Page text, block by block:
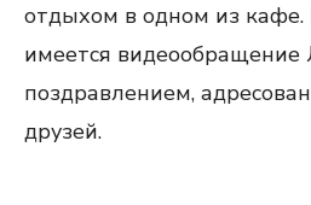
отдыхом в одном из кафе.
имеется
поздравлением,
друзей.